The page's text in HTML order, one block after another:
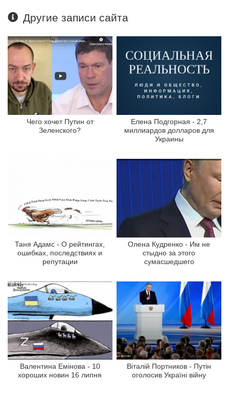
Другие записи сайта
Чего хочет Путин от
Зеленского?
Елена Подгорная - 2,7
миллиардов долларов для
Украины
Таня Адамс - О рейтингах,
ошибках, последствиях и
репутации
Олена Кудренко - Им не
стыдно за этого
сумасшедшего
Валентина Емінова - 10
хороших новин 16 липня
Віталій Портников - Путін
оголосив Україні війну